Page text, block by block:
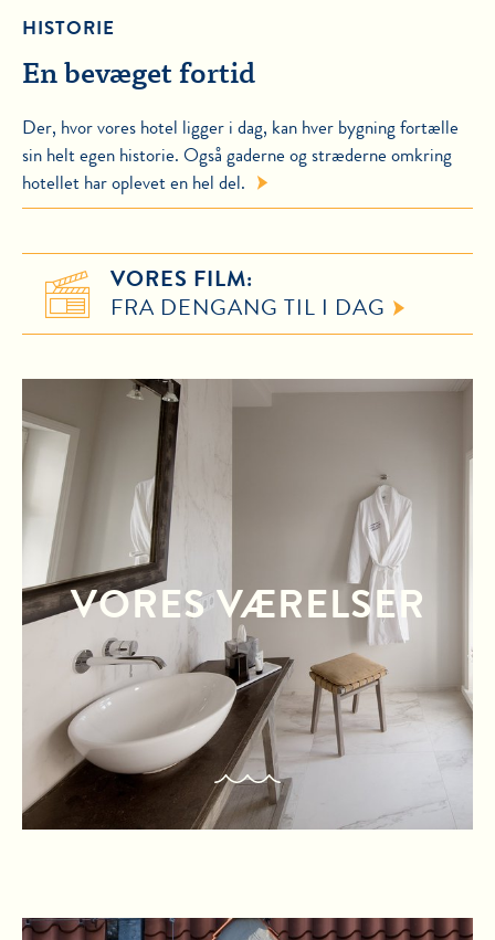
HISTORIE
En bevæget fortid
Der, hvor vores hotel ligger i dag, kan hver bygning fortælle
sin helt egen historie. Også gaderne og stræderne omkring
hotellet har oplevet en hel del.
VORES FILM:
FRA DENGANG TIL I DAG
VORES VÆRELSER